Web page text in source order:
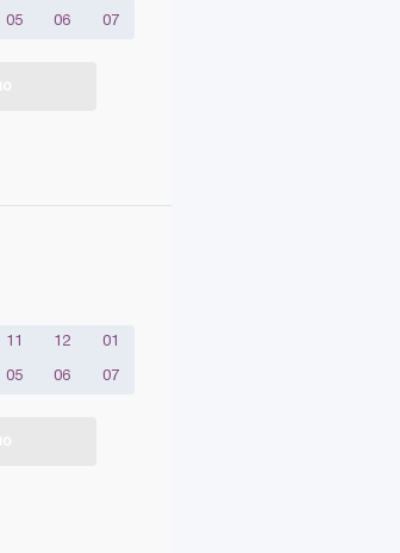
05 06 07
11 12 01
05 06 07